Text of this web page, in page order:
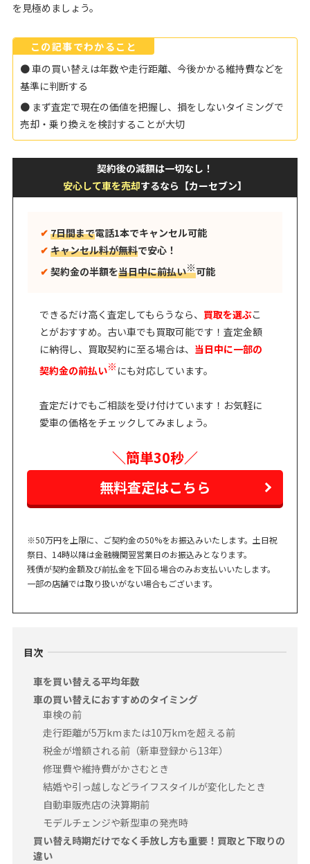
を見極めましょう。
この記事でわかること
● 車の買い替えは年数や走行距離、今後かかる維持費などを
基準に判断する
● まず査定で現在の価値を把握し、損をしないタイミングで
売却・乗り換えを検討することが大切
契約後の減額は一切なし！
安心して車を売却するなら【カーセブン】
✔︎ 7日間まで電話1本でキャンセル可能
✔︎ キャンセル料が無料で安心！
✔︎ 契約金の半額を当日中に前払い※可能
できるだけ高く査定してもらうなら、 買取を選ぶこ
とがおすすめ。古い車でも買取可能です！査定金額
に納得し、買取契約に至る場合は、 当日中に一部の
契約金の前払い※ にも対応しています。
査定だけでもご相談を受け付けています！お気軽に
愛車の価格をチェックしてみましょう。
＼簡単30秒／
無料査定はこちら
※50万円を上限に、ご契約金の50%をお振込みいたします。土日祝
祭日、14時以降は金融機関翌営業日のお振込みとなります。
残債が契約金額及び前払金を下回る場合のみお支払いいたします。
一部の店舗では取り扱いがない場合もございます。
目次
車を買い替える平均年数
車の買い替えにおすすめのタイミング
車検の前
走行距離が5万kmまたは10万kmを超える前
税金が増額される前（新車登録から13年）
修理費や維持費がかさむとき
結婚や引っ越しなどライフスタイルが変化したとき
自動車販売店の決算期前
モデルチェンジや新型車の発売時
買い替え時期だけでなく手放し方も重要！買取と下取りの
違い